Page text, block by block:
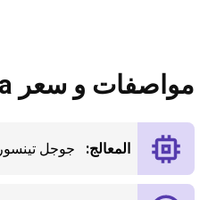
مواصفات و سعر Google Pixel 9a
المعالج: جوجل تينسور G4